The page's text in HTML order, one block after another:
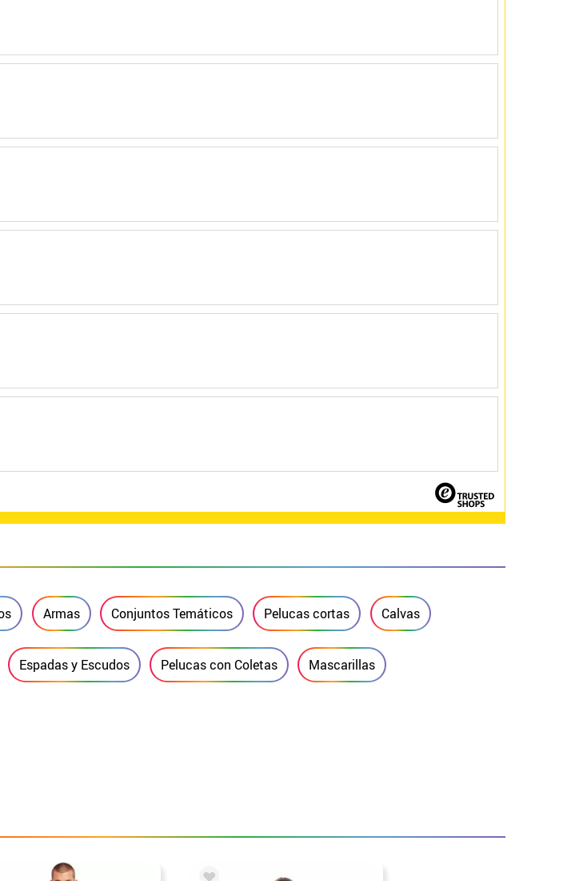
Armas Conjuntos Temáticos Pelucas cortas Calvas
Espadas y Escudos Pelucas con Coletas Mascarillas